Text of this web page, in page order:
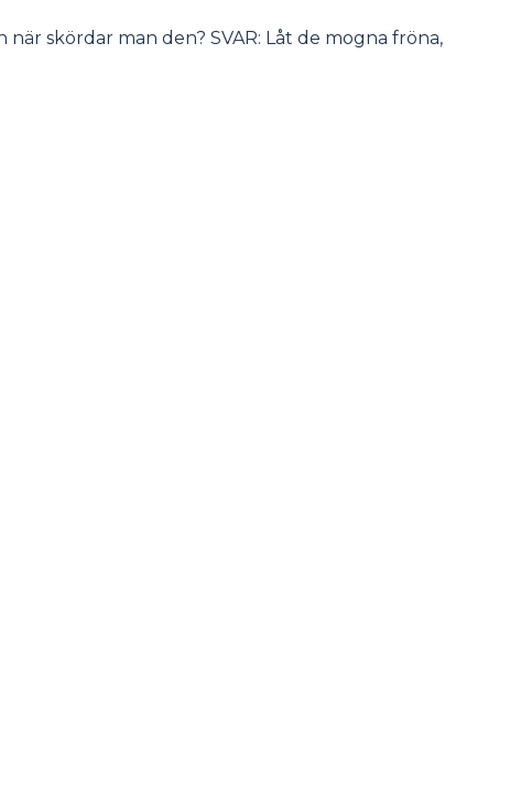
skördar man den? SVAR: Låt de mogna fröna,